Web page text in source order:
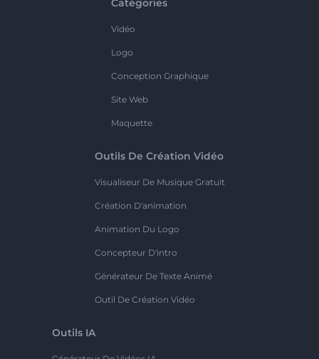
Catégories
Vidéo
Logo
Conception Graphique
Site Web
Maquette
Outils De Création Vidéo
Visualiseur De Musique Gratuit
Création D'animation
Animation Du Logo
Concepteur D'intro
Générateur De Texte Animé
Outil De Création Vidéo
Outils IA